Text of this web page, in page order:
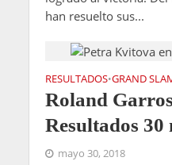
han resuelto sus...
RESULTADOS•GRAND
Roland
Resultados 30
mayo 30, 2018